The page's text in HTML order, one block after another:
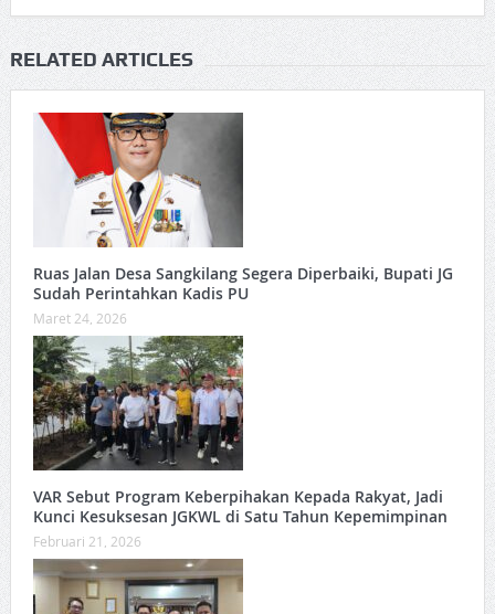
RELATED ARTICLES
Ruas Jalan Desa Sangkilang Segera Diperbaiki, Bupati JG
Sudah Perintahkan Kadis PU
Maret 24, 2026
VAR Sebut Program Keberpihakan Kepada Rakyat, Jadi
Kunci Kesuksesan JGKWL di Satu Tahun Kepemimpinan
Februari 21, 2026